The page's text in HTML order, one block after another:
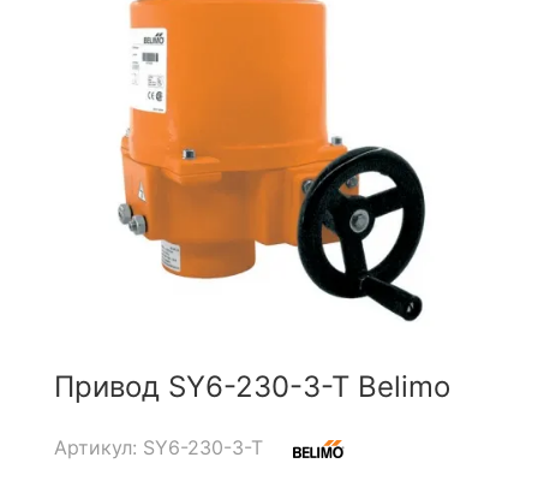
Привод SY6-230-3-T Belimo
Артикул: SY6-230-3-T